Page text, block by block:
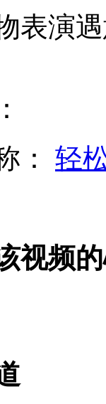
阅兵:步行方阵人数
绑架强奸案 5旬校车
演遇
： 轻
视频